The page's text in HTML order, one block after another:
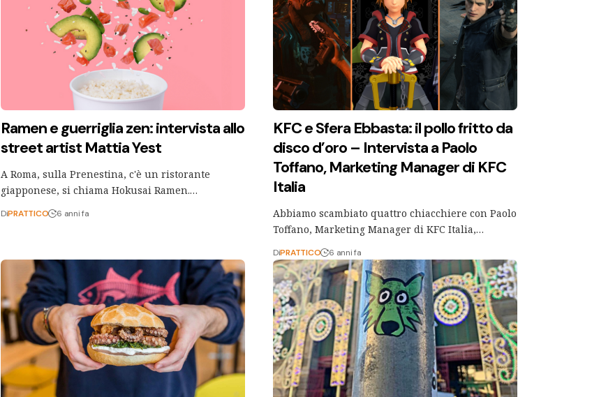
Ramen e guerriglia zen: intervista allo
street artist Mattia Yest
A Roma, sulla Prenestina, c'è un ristorante
giapponese, si chiama Hokusai Ramen.…
DiPRATTICO 6 anni fa
KFC e Sfera Ebbasta: il pollo fritto da
disco d’oro – Intervista a Paolo
Toffano, Marketing Manager di KFC
Italia
Abbiamo scambiato quattro chiacchiere con Paolo
Toffano, Marketing Manager di KFC Italia,…
DiPRATTICO 6 anni fa